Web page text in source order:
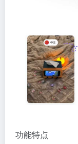
功能特点